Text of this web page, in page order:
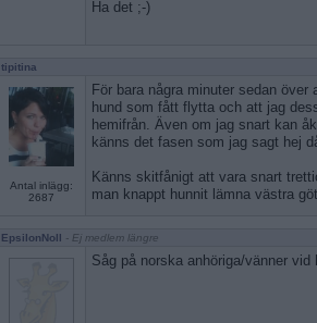
Ha det ;-)
tipitina
Antal inlägg:
2687
För bara några minuter sedan
hund som fått flytta och att jag
hemifrån. Även om jag snart kan
känns det fasen som jag sagt hej
Känns skitfånigt att vara snart
man knappt hunnit lämna västra
EpsilonNoll - Ej medlem längre
Såg på norska anhöriga/vänner vid